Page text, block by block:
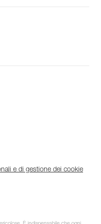
e di gestione dei cookie